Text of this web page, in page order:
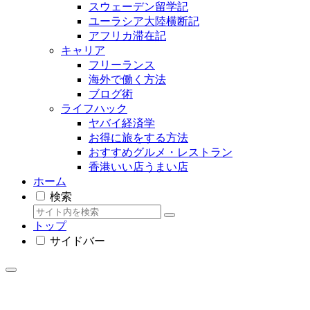
スウェーデン留学記
ユーラシア大陸横断記
アフリカ滞在記
キャリア
フリーランス
海外で働く方法
ブログ術
ライフハック
ヤバイ経済学
お得に旅をする方法
おすすめグルメ・レストラン
香港いい店うまい店
ホーム
検索
トップ
サイドバー